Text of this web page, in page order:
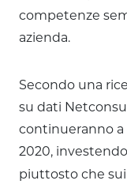
competenze
azienda.
Secondo una
su dati
continueranno a
2020,
piuttosto che sui